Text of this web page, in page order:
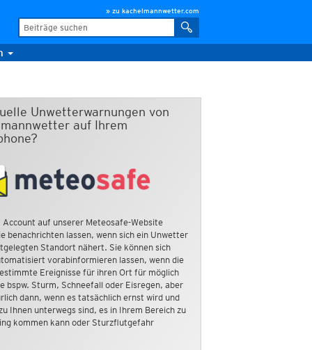
» zu kachelmannwetter.com
Unwetterwarnungen von
auf Ihrem
Account auf unserer Meteosafe-Website
benachrichten lassen, wenn sich ein Unwetter
Standort nähert. Sie können sich
vorabinformieren lassen, wenn die
Ereignisse für ihren Ort für möglich
bspw. Sturm, Schneefall oder Eisregen, aber
dann, wenn es tatsächlich ernst wird und
Ihnen unterwegs sind, es in Ihrem Bereich zu
kommen kann oder Sturzflutgefahr